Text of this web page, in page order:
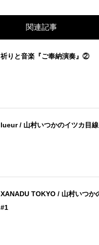
関連記事
祈りと音楽『ご奉納演奏』②
lueur / 山村いつかのイツカ目
XANADU TOKYO / 山村いつか
#1